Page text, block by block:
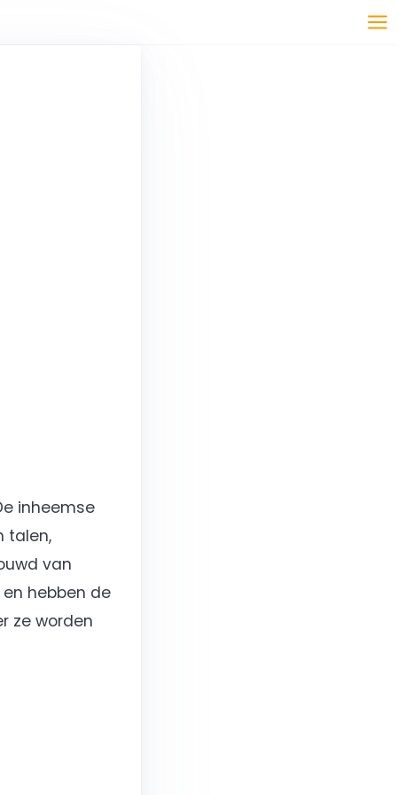
inheemse
talen,
van
hebben de
ze worden